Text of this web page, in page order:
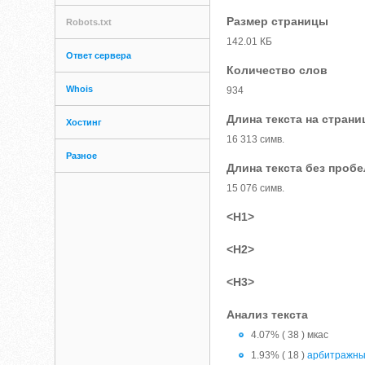
Robots.txt
Ответ сервера
Whois
Хостинг
Разное
Размер страницы
142.01 КБ
Количество слов
934
Длина текста на
16 313 симв.
Длина текста без
15 076 симв.
<H1>
<H2>
<H3>
Анализ текста
4.07% ( 38 ) мкас
1.93% ( 18 )